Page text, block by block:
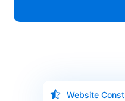
Website